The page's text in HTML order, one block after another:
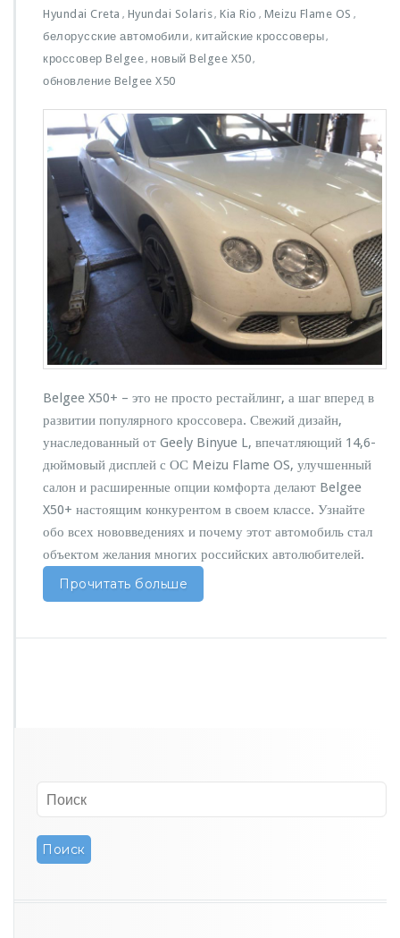
и
e
e
X
5
Э
в
л
и
я
в
Д
т
а
л
х
–
В
а
Н
й
м
а
Hyundai Creta , Hyundai Solaris, Kia Rio , Meizu Flame OS ,
белорусские автомобили, китайские кроссоверы,
кроссовер Belgee, новый Belgee X50,
обновление Belgee X50
Belgee X50+ – это не просто рестайлинг, а шаг вперед в
развитии популярного кроссовера. Свежий дизайн,
унаследованный от Geely Binyue L, впечатляющий 14,6-
дюймовый дисплей с ОС Meizu Flame OS, улучшенный
салон и расширенные опции комфорта делают Belgee
X50+ настоящим конкурентом в своем классе. Узнайте
обо всех нововведениях и почему этот автомобиль стал
объектом желания многих российских автолюбителей.
Прочитать больше